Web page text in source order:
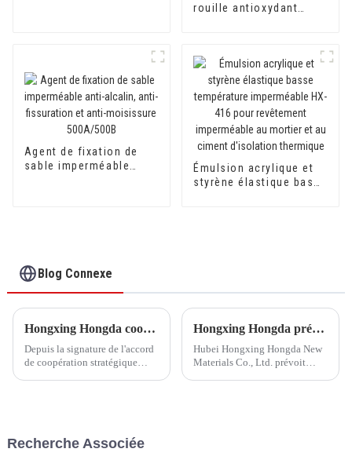
rouille antioxydant
Agent de fixation de
sable imperméable
Émulsion acrylique et
styrène élastique basse
Blog Connexe
Hongxing Hongda coopère avec Keshun Waterproof Technology Co., Ltd pour apporter un nouvel avenir à l'industrie
Depuis la signature de l'accord
de coopération stratégique
Hongxing Hongda prévoit d'investir 1,6 milliard de yuans pour construire une nouvelle usine de production d'émulsion d'une capacité de production de 510 000 tonnes par an.
Hubei Hongxing Hongda New
Materials Co., Ltd. prévoit
Recherche Associée